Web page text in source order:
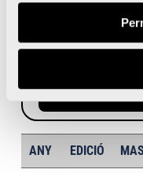
♀
NANDJALA
ANY EDICIÓ